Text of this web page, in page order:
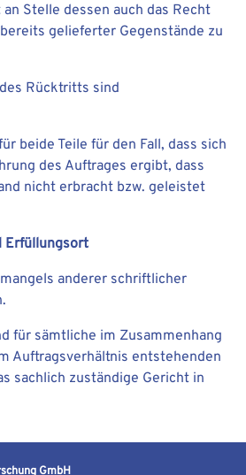
Stelle dessen auch das Recht
gelieferter Gegenstände zu
Rücktritts sind
beide Teile für den Fall, dass sich
des Auftrages ergibt, dass
nicht erbracht bzw. geleistet
Erfüllungsort
anderer schriftlicher
für sämtliche im Zusammenhang
Auftragsverhältnis entstehenden
sachlich zuständige Gericht in
GmbH